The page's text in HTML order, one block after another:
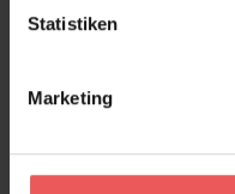
Statistiken
Marketing
Tins, col. 03